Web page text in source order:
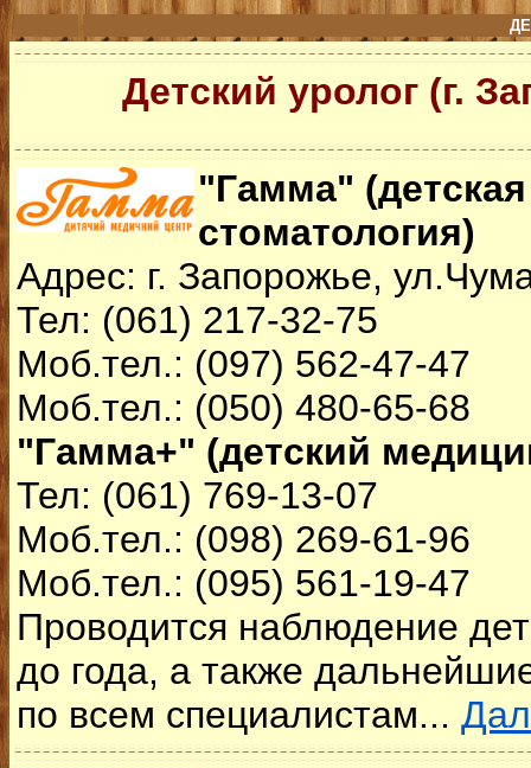
Детский уролог (г.
"Гамма" (детская
стоматология)
Адрес: г. Запорожье,
Тел: (061) 217-32-75
Моб.тел.: (097) 562-47-47
Моб.тел.: (050) 480-65-68
"Гамма+" (детский
Тел: (061) 769-13-07
Моб.тел.: (098) 269-61-96
Моб.тел.: (095) 561-19-47
Проводится наблюдение
до года, а также
по всем специалистам...